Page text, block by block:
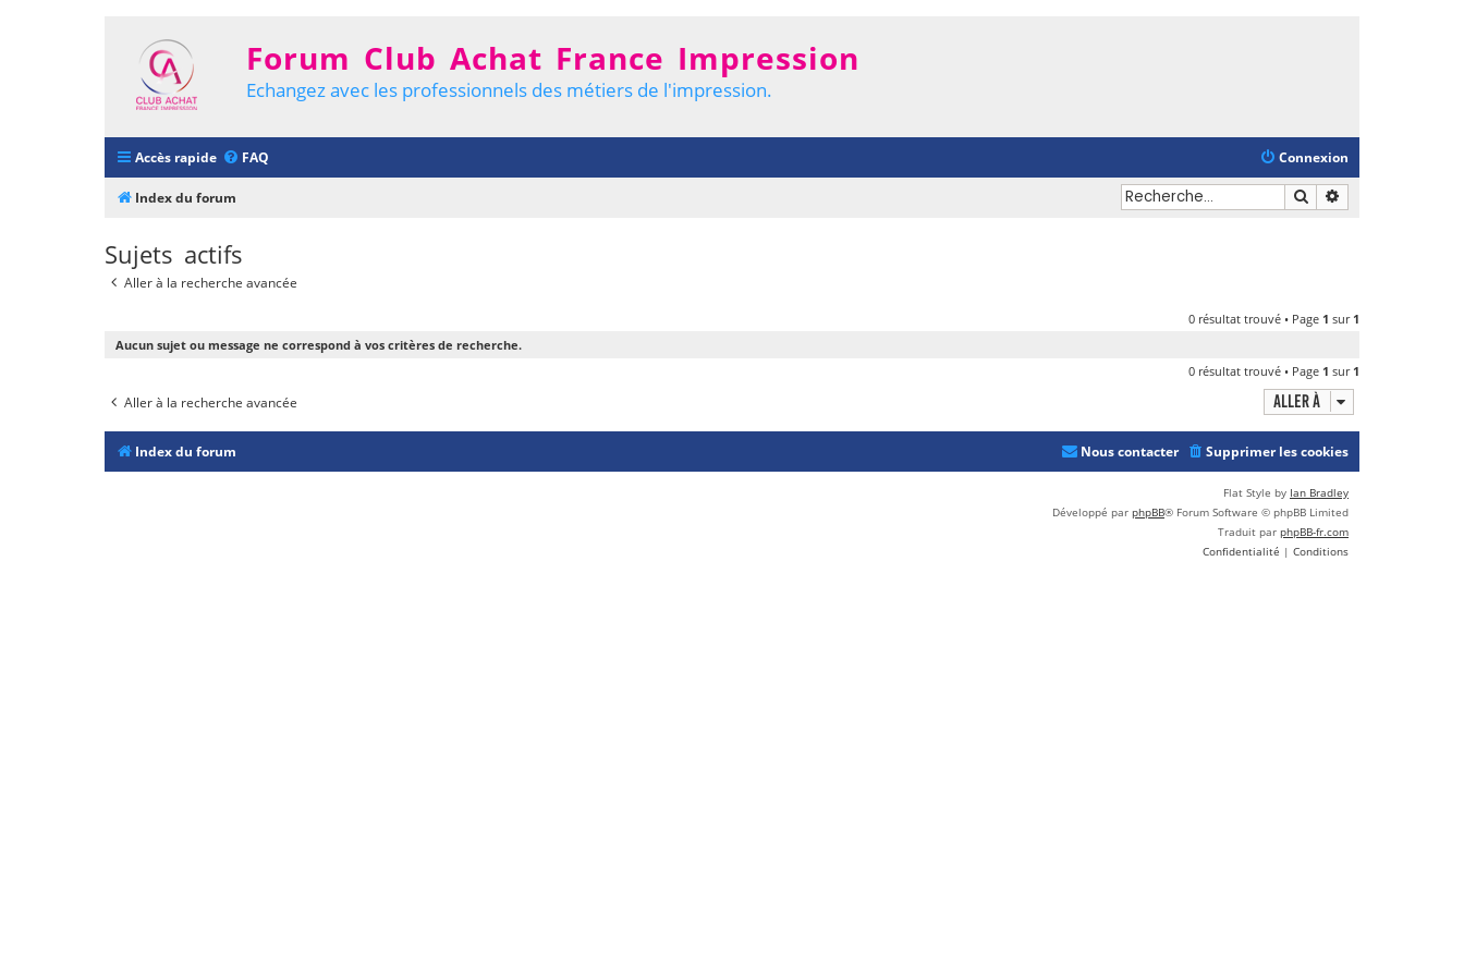
Forum Club Achat France Impression
Echangez avec les professionnels des métiers de l'impression.
Accès rapide FAQ Connexion
Index du forum Rechercher
Sujets actifs
Aller à la recherche avancée
0 résultat trouvé • Page 1 sur 1
Aucun sujet ou message ne correspond à vos critères de recherche.
0 résultat trouvé • Page 1 sur 1
Aller à la recherche avancée Aller à
Index du forum Supprimer les cookies
Nous contacter
Flat Style by Ian Bradley
Développé par phpBB® Forum Software © phpBB Limited
Traduit par phpBB-fr.com
Confidentialité | Conditions